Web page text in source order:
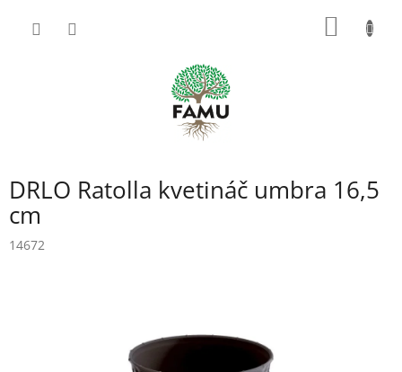
DRLO Ratolla kvetináč umbra 16,5
cm
14672